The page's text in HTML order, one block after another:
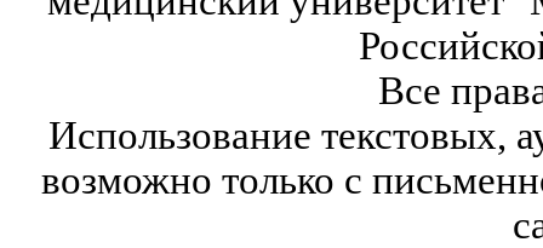
Все
Использование текстовых,
возможно только с